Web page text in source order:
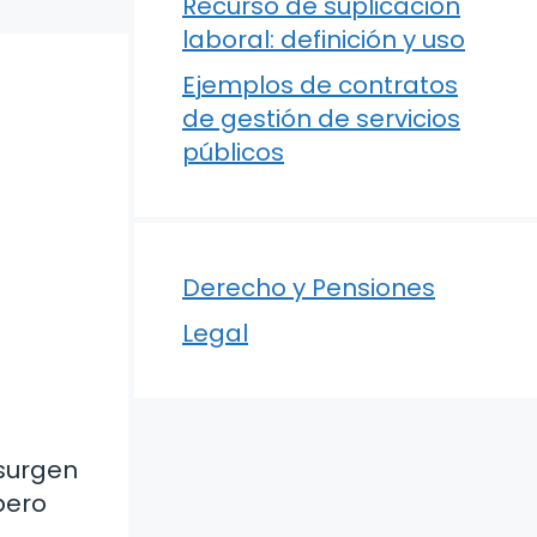
laboral: definición y uso
Ejemplos de contratos
de gestión de servicios
públicos
Derecho y Pensiones
Legal